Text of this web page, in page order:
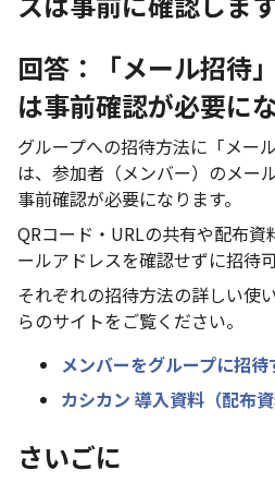
回答：「メール招待
は事前確認が必要にな
グループへの招待方法に「メー
は、参加者（メンバー）のメー
事前確認が必要になります。
QRコード・URLの共有や配布
ールアドレスを確認せずに招待可
それぞれの招待方法の詳しい使
らのサイトをご覧ください。
メンバーをグループに招待
カシカン 導入資料（配布
さいごに